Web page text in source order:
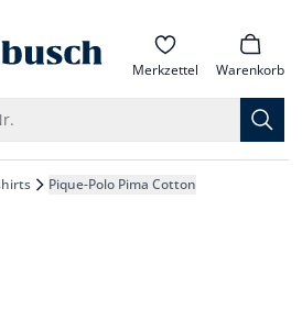
Startseite Merkzettel Warenkorb
Pique-Polo Pima Cotton